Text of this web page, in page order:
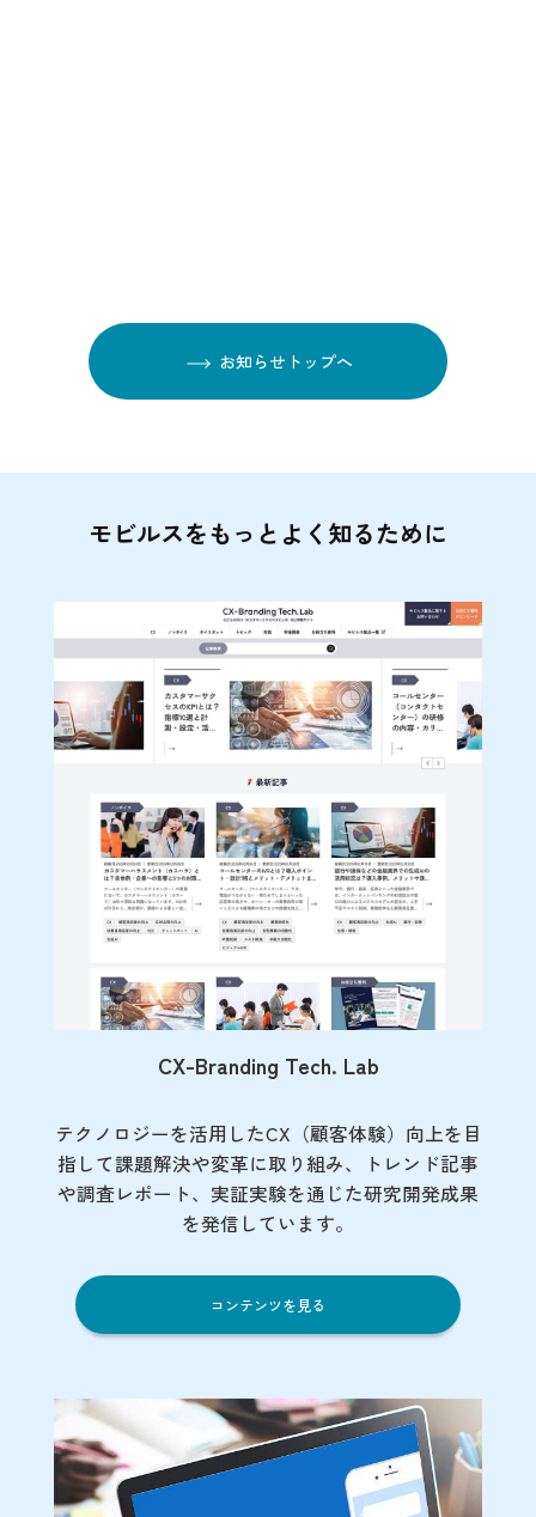
お知らせトップへ
モビルスをもっとよく知るために
CX-Branding Tech. Lab
テクノロジーを活用したCX（顧客体験）向上を目
指して課題解決や変革に取り組み、トレンド記事
や調査レポート、実証実験を通じた研究開発成果
を発信しています。
コンテンツを見る